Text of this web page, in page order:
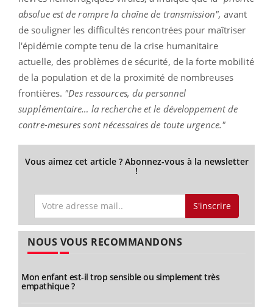
absolue est de rompre la chaîne de transmission", avant
de souligner les difficultés rencontrées pour maîtriser
l'épidémie compte tenu de la crise humanitaire
actuelle, des problèmes de sécurité, de la forte mobilité
de la population et de la proximité de nombreuses
frontières. "Des ressources, du personnel
supplémentaire… la recherche et le développement de
contre-mesures sont nécessaires de toute urgence."
Vous aimez cet article ? Abonnez-vous à la newsletter
!
S'inscrire
NOUS VOUS RECOMMANDONS
Mon enfant est-il trop sensible ou simplement très
empathique ?